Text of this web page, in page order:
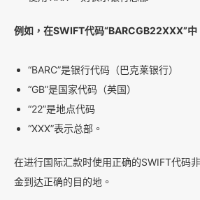
例如，在SWIFT代码“BARCGB22XXX”中
“BARC”是银行代码（巴克莱银行）
“GB”是国家代码（英国）
“22”是地点代码
“XXX”表示总部。
在进行国际汇款时使用正确的SWIFT代码
金到达正确的目的地。